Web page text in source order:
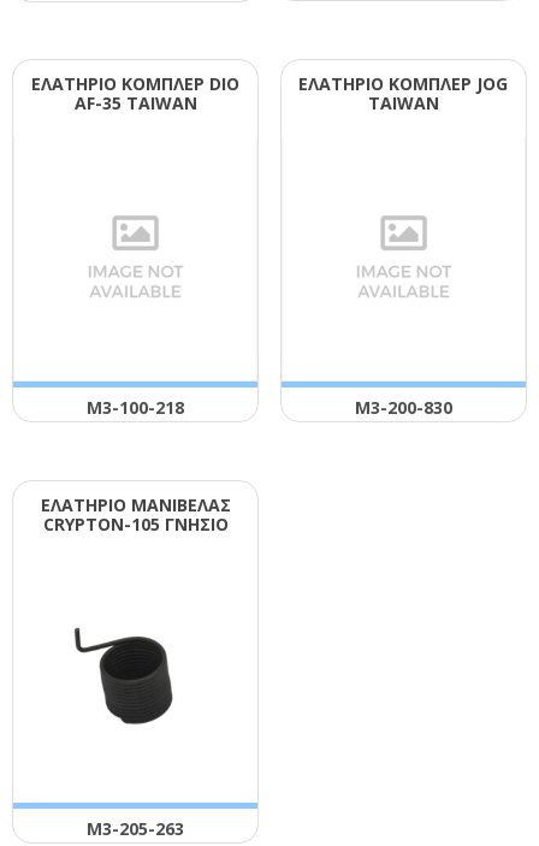
ΕΛΑΤΗΡΙΟ ΚΟΜΠΛΕΡ DΙΟ
ΑF-35 ΤΑΙWΑΝ
Μ3-100-218
ΕΛΑΤΗΡΙΟ ΚΟΜΠΛΕΡ JΟG
ΤΑΙWΑΝ
Μ3-200-830
ΕΛΑΤΗΡΙΟ ΜΑΝΙΒΕΛΑΣ
CRΥΡΤΟΝ-105 ΓΝΗΣΙΟ
Μ3-205-263